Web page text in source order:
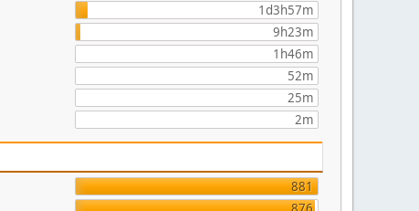
1d3h57m
9h23m
1h46m
52m
25m
2m
881